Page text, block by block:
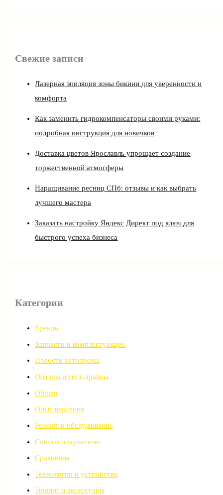
Свежие записи
Лазерная эпиляция зоны бикини для уверенности и
комфорта
Как заменить гидрокомпенсаторы своими руками:
подробная инструкция для новичков
Доставка цветов Ярославль упрощает создание
торжественной атмосферы
Наращивание ресниц СПб: отзывы и как выбрать
лучшего мастера
Заказать настройку Яндекс Директ под ключ для
быстрого успеха бизнеса
Категории
Бренды
Запчасти и комплектующие
Новости автопрома
Обзоры и тест-драйвы
Общая
Опыт владения
Ремонт и обслуживание
Советы покупателю
Сравнения
Технологии и устройство
Тюнинг и аксессуары